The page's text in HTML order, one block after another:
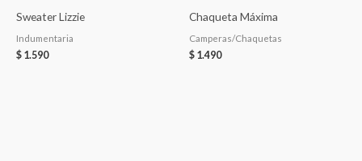
Sweater Lizzie
Indumentaria
$ 1.590
Chaqueta Máxima
Camperas/Chaquetas
$ 1.490